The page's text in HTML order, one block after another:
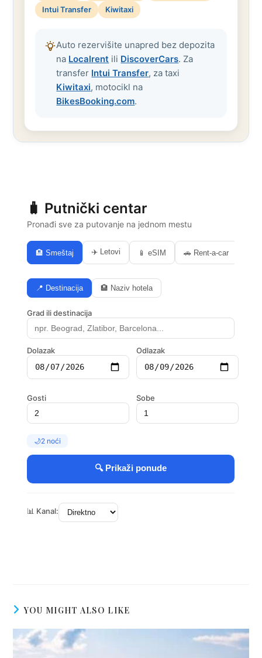
Intui Transfer
Kiwitaxi
Auto rezervišite unapred bez depozita
na Localrent ili DiscoverCars. Za
transfer Intui Transfer, za taxi
Kiwitaxi, motocikl na
BikesBooking.com.
YOU MIGHT ALSO LIKE